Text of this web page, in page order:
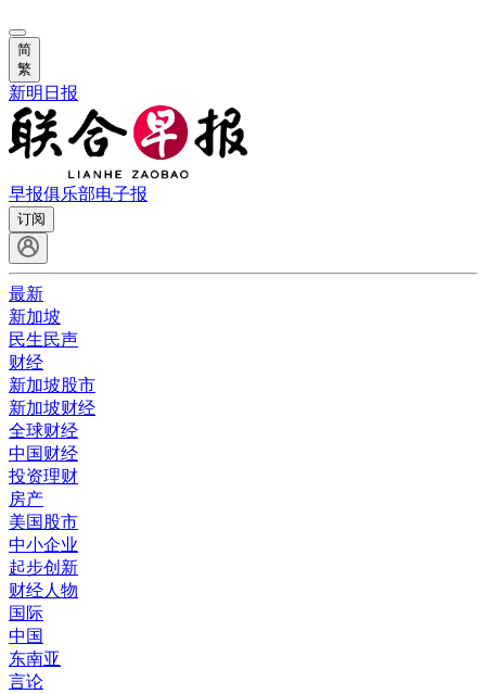
简
繁
新明日报
早报俱乐部电子报
订阅
最新
新加坡
民生民声
财经
新加坡股市
新加坡财经
全球财经
中国财经
投资理财
房产
美国股市
中小企业
起步创新
财经人物
国际
中国
东南亚
言论